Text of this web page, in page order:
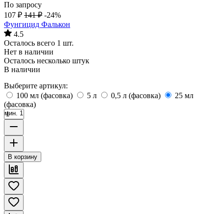
По запросу
107 ₽ 141 ₽ -24%
Фунгицид Фалькон
4.5
Осталось всего 1 шт.
Нет в наличии
Осталось несколько штук
В наличии
Выберите артикул:
100 мл (фасовка)
5 л 0,5 л (фасовка)
25 мл
(фасовка)
мин. 1
В корзину